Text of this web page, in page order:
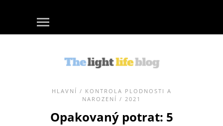
HLAVNÍ / KONTROLA PLODNOSTI A
NAROZENÍ / 2021
Opakovaný potrat: 5